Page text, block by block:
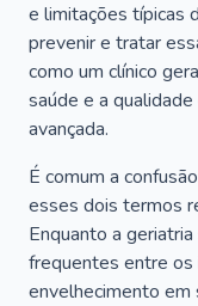
e limitações típicas
prevenir e tratar
como um clínico
saúde e a
avançada.
É comum a
esses dois termos
Enquanto a
frequentes entre
envelhecimento em